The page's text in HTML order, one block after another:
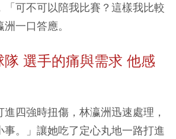
「可不可以陪我比賽？這樣我比較
一口答應。
隊 選手的痛與需求 他感
四強時扭傷，林瀛洲迅速處理，
事。」讓她吃了定心丸地一路打進